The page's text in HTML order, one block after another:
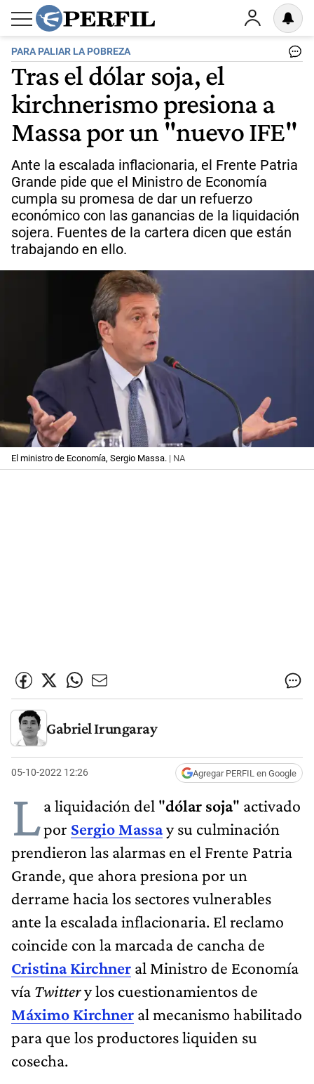
PARA PALIAR LA POBREZA
Tras el dólar soja, el
kirchnerismo presiona a
Massa por un "nuevo IFE"
Ante la escalada inflacionaria, el Frente Patria
Grande pide que el Ministro de Economía
cumpla su promesa de dar un refuerzo
económico con las ganancias de la liquidación
sojera. Fuentes de la cartera dicen que están
trabajando en ello.
El ministro de Economía, Sergio Massa. | NA
Gabriel Irungaray
05-10-2022 12:26 Agregar PERFIL en Google
La liquidación del "dólar soja" activado
por Sergio Massay su culminación
prendieron las alarmas en el Frente Patria
Grande, que ahora presiona por un
derrame hacia los sectores vulnerables
ante la escalada inflacionaria. El reclamo
coincide con la marcada de cancha de
Cristina Kirchner al Ministro de Economía
vía Twittery los cuestionamientos de
Máximo Kirchner al mecanismo habilitado
para que los productores liquiden su
cosecha.